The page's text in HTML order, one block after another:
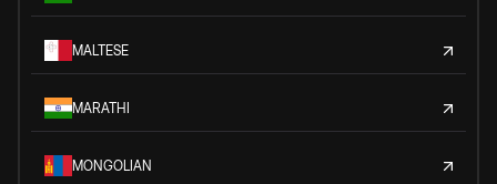
MALTESE
MARATHI
MONGOLIAN